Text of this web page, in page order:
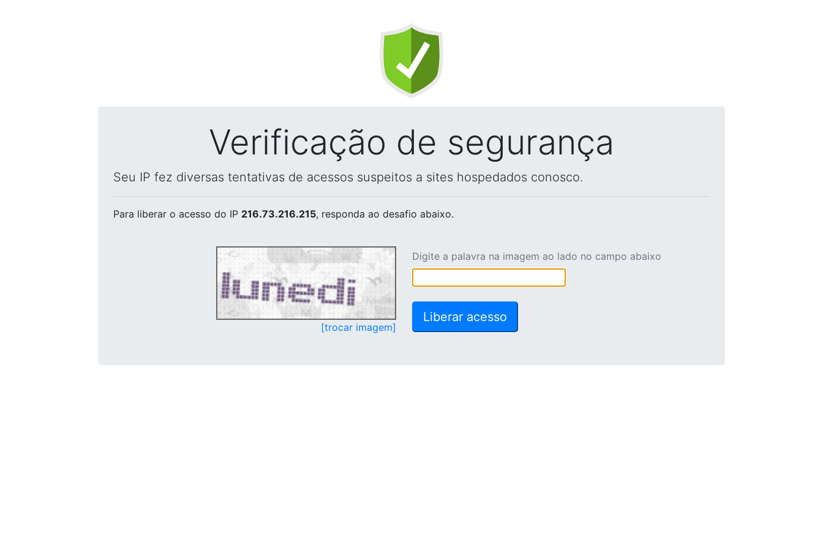
Verificação de segurança
Seu IP fez diversas tentativas de acessos suspeitos a sites hospedados conosco.
Para liberar o acesso do IP 216.73.216.215, responda ao desafio abaixo.
[trocar imagem]
Digite a palavra na imagem ao lado no campo abaixo